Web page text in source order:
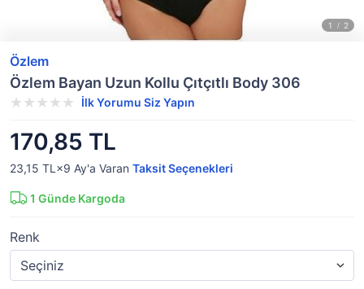
Özlem
Özlem Bayan Uzun Kollu Çıtçıtlı Body 306
İlk Yorumu Siz Yapın
170,85 TL
23,15 TL×9 Ay'a Varan Taksit Seçenekleri
1 Günde Kargoda
Renk